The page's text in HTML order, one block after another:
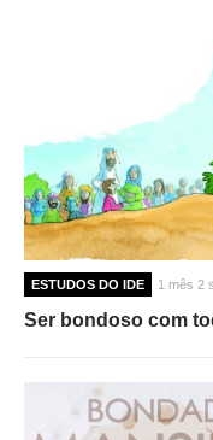
ESTUDOS DO IDE 1 mês 2
Ser bondoso com